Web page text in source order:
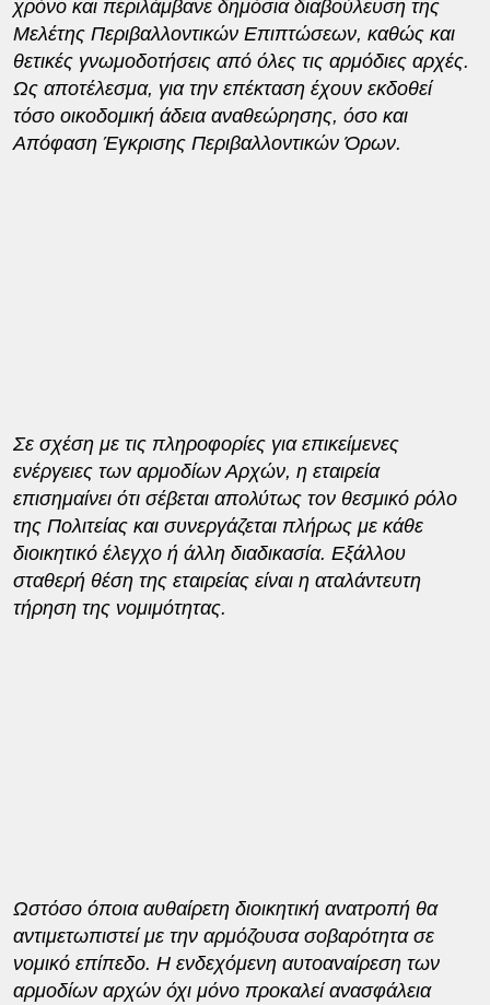
χρόνο και περιλάμβανε δημόσια διαβούλευση της
Μελέτης Περιβαλλοντικών Επιπτώσεων, καθώς και
θετικές γνωμοδοτήσεις από όλες τις αρμόδιες αρχές.
Ως αποτέλεσμα, για την επέκταση έχουν εκδοθεί
τόσο οικοδομική άδεια αναθεώρησης, όσο και
Απόφαση Έγκρισης Περιβαλλοντικών Όρων.
Σε σχέση με τις πληροφορίες για επικείμενες
ενέργειες των αρμοδίων Αρχών, η εταιρεία
επισημαίνει ότι σέβεται απολύτως τον θεσμικό ρόλο
της Πολιτείας και συνεργάζεται πλήρως με κάθε
διοικητικό έλεγχο ή άλλη διαδικασία. Εξάλλου
σταθερή θέση της εταιρείας είναι η αταλάντευτη
τήρηση της νομιμότητας.
Ωστόσο όποια αυθαίρετη διοικητική ανατροπή θα
αντιμετωπιστεί με την αρμόζουσα σοβαρότητα σε
νομικό επίπεδο. Η ενδεχόμενη αυτοαναίρεση των
αρμοδίων αρχών όχι μόνο προκαλεί ανασφάλεια